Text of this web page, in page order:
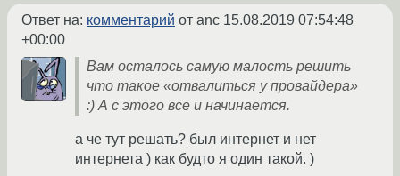
Ответ на: комментарий от anc 15.08.2019 07:54:48
+00:00
Вам осталось самую малость решить
что такое «отвалиться у провайдера»
:) А с этого все и начинается.
а че тут решать? был интернет и нет
интернета ) как будто я один такой. )